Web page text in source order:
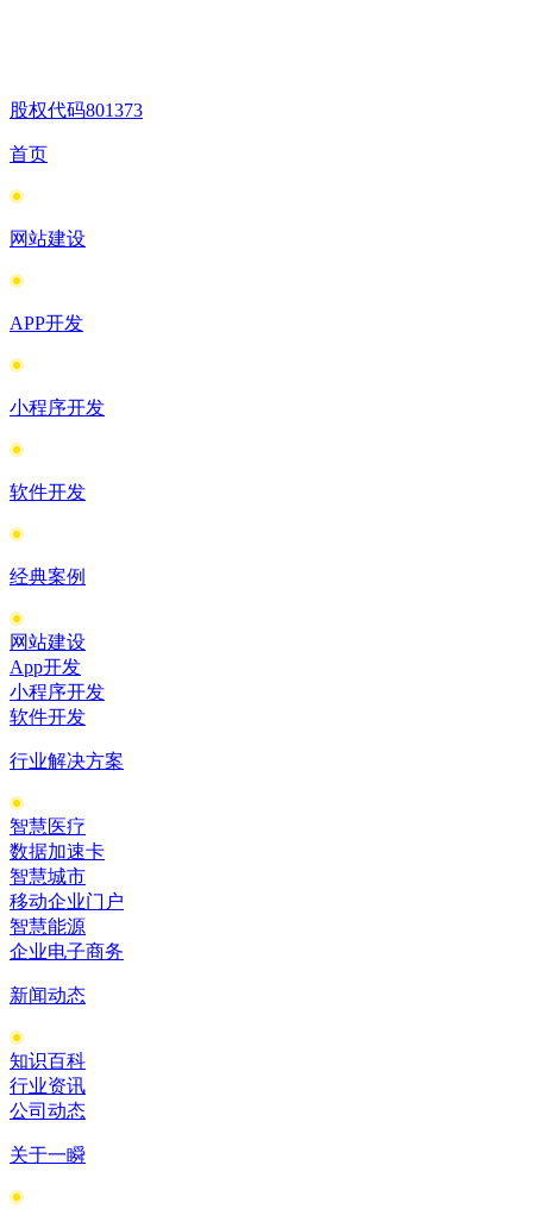
股权代码801373
首页
网站建设
APP开发
小程序开发
软件开发
经典案例
网站建设
App开发
小程序开发
软件开发
行业解决方案
智慧医疗
数据加速卡
智慧城市
移动企业门户
智慧能源
企业电子商务
新闻动态
知识百科
行业资讯
公司动态
关于一瞬